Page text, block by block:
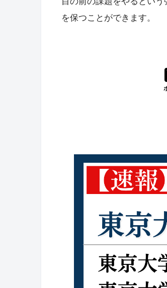
を保つことができます。